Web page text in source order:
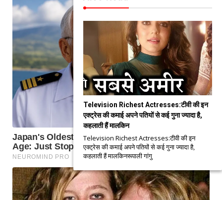
Television Richest Actresses:टीवी की इन
एक्ट्रेस की कमाई अपने पतियों से कई गुना ज्यादा है,
कहलाती हैं मालकिन
Television Richest Actresses:टीवी की इन
एक्ट्रेस की कमाई अपने पतियों से कई गुना ज्यादा है,
कहलाती हैं मालकिनरूपाली गांगु